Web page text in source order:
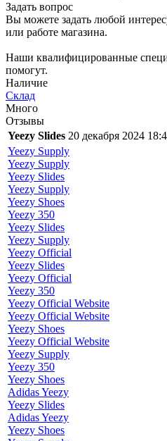
Задать вопрос
Вы можете задать любой
или работе магазина.
Наши квалифицированные
помогут.
Наличие
Склад
Много
Отзывы
Yeezy Slides 20 декабря 2024
Yeezy Supply
Yeezy Supply
Yeezy Slides
Yeezy Supply
Yeezy Shoes
Yeezy 350
Yeezy Slides
Yeezy Supply
Yeezy Official
Yeezy Slides
Yeezy Official
Yeezy 350
Yeezy Official Website
Yeezy Official Website
Yeezy Shoes
Yeezy Official Website
Yeezy Supply
Yeezy 350
Yeezy Shoes
Adidas Yeezy
Yeezy Slides
Adidas Yeezy
Yeezy Shoes